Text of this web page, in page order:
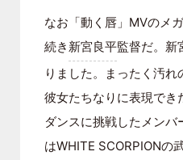
なお「動く唇」MVのメ
続き 新宮良平監督だ。新
りました。まったく汚
彼女たちなりに表現でき
ダンスに挑戦したメン
はWHITE SCORPIONの